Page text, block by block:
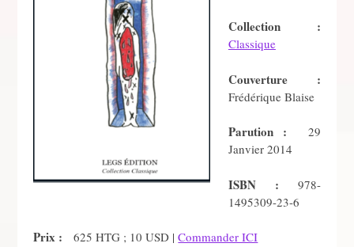
Collection :
Classique
Couverture :
Frédérique Blaise
Parution : 29
Janvier 2014
ISBN : 978-
1495309-23-6
Prix :625 HTG ; 10 USD |Commander ICI